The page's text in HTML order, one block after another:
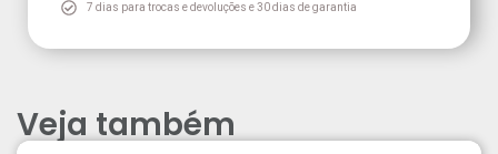
7 dias para trocas e devoluções e 30 dias de garantia
Veja também